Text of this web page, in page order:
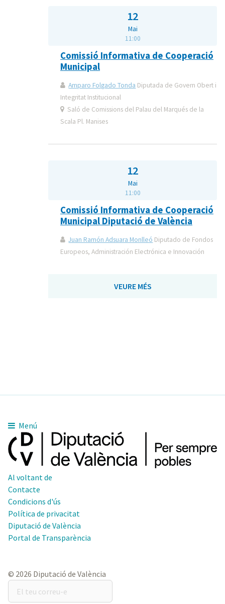
12
Mai
11:00
Comissió Informativa de Cooperació
Municipal
Amparo Folgado Tonda Diputada de Govern Obert i
Integritat Institucional
Saló de Comissions del Palau del Marqués de la
Scala Pl. Manises
12
Mai
11:00
Comissió Informativa de Cooperació
Municipal Diputació de València
Juan Ramón Adsuara Monlleó Diputado de Fondos
Europeos, Administración Electrónica e Innovación
VEURE MÉS
Menú
Al voltant de
Contacte
Condicions d'ús
Política de privacitat
Diputació de València
Portal de Transparència
© 2026 Diputació de València
teu